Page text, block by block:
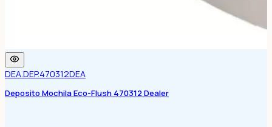
DEA.DEP.470312DEA
Deposito Mochila Eco-Flush 470312 Dealer